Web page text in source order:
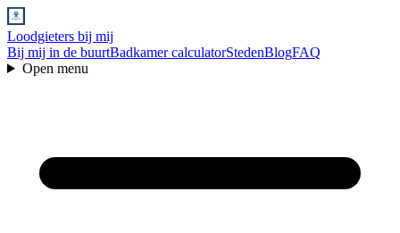
Loodgieters bij mij
Bij mij in de buurtBadkamer calculatorStedenBlogFAQ
Open menu